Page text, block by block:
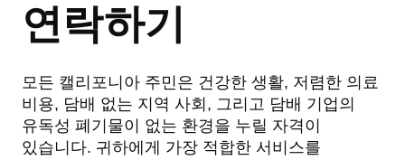
연락하기
모든 캘리포니아 주민은 건강한 생활, 저렴한 의료
비용, 담배 없는 지역 사회, 그리고 담배 기업의
유독성 폐기물이 없는 환경을 누릴 자격이
있습니다. 귀하에게 가장 적합한 서비스를